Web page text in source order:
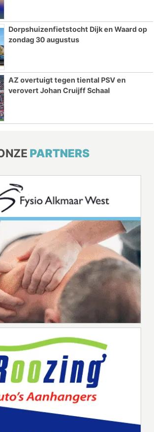
Dorpshuizenfietstocht Dijk en Waard op
zondag 30 augustus
AZ overtuigt tegen tiental PSV en
verovert Johan Cruijff Schaal
PARTNERS